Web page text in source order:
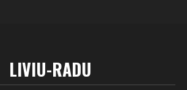
LIVIU-RADU